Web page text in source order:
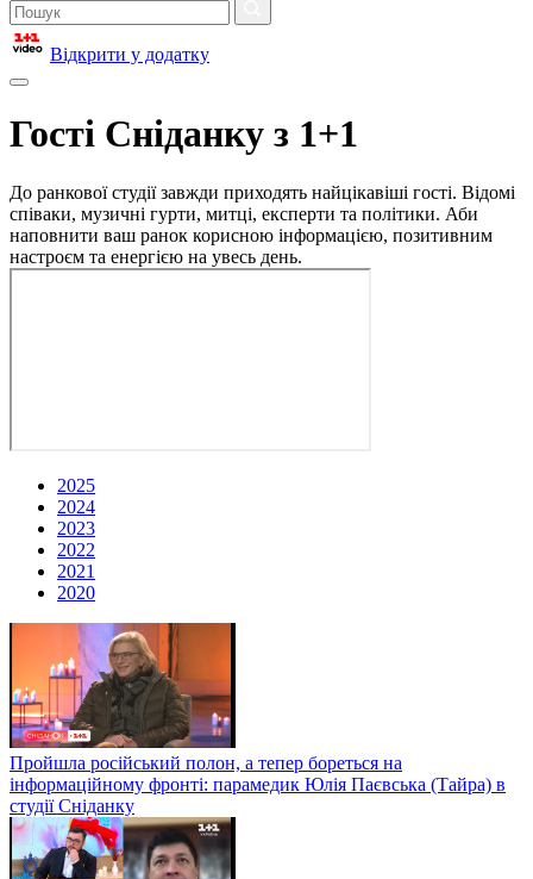
Відкрити у додатку
Гості Сніданку з 1+1
До ранкової студії завжди приходять найцікавіші гості. Відомі
співаки, музичні гурти, митці, експерти та політики. Аби
наповнити ваш ранок корисною інформацією, позитивним
настроєм та енергією на увесь день.
2025
2024
2023
2022
2021
2020
Пройшла російський полон, а тепер бореться на
інформаційному фронті: парамедик Юлія Паєвська (Тайра) в
студії Сніданку